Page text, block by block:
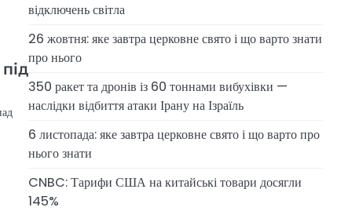
відключень світла
26 жовтня: яке завтра церковне свято і що варто знати
про нього
350 ракет та дронів із 60 тоннами вибухівки —
наслідки відбиття атаки Ірану на Ізраїль
6 листопада: яке завтра церковне свято і що варто про
нього знати
CNBC: Тарифи США на китайські товари досягли
145%